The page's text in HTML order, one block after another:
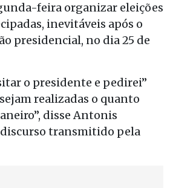
feira organizar eleições
inevitáveis após o
presidencial, no dia 25 de
o presidente e pedirei”
realizadas o quanto
disse Antonis
discurso transmitido pela